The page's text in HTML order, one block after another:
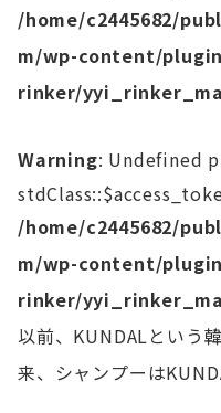
/home/c2445682/
m/wp-content/
rinker/
Warning: Undefined
/home/c2445682/
m/wp-content/
rinker/
以前、KUNDALという
来、シャンプーは